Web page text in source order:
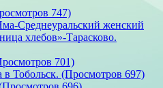
747)
Среднеуральский женский
хлебов»-Тарасково.
701)
в Тобольск. (Просмотров 697)